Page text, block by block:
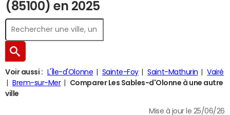
(85100) en 2025
Voir aussi : L'Île-d'Olonne Sainte-Foy Saint-Mathurin
Vairé
Brem-sur-Mer
Comparer Les Sables-d'Olonne à une autre
ville
Mise à jour le 25/06/26